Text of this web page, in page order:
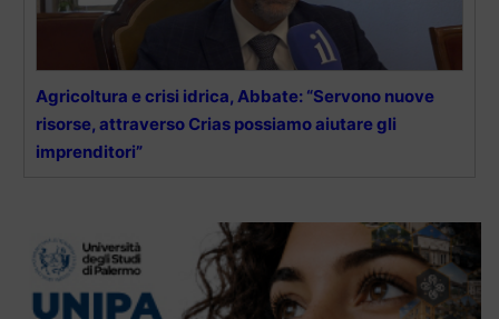
Agricoltura e crisi idrica, Abbate: “Servono nuove
risorse, attraverso Crias possiamo aiutare gli
imprenditori”